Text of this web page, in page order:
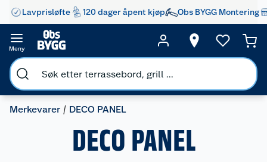
Lavprisløfte 120 dager åpent kjøp Obs BYGG Montering
Meny
Merkevarer DECO PANEL
DECO PANEL